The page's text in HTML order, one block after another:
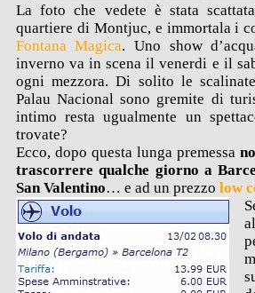
La foto che vedete è stata
quartiere di Montjuc, e immortala i
Fontana Magica. Uno show
inverno va in scena il venerdi e il
ogni mezzora. Di solito le
Palau Nacional sono gremite di
intimo resta ugualmente un
trovate?
Ecco, dopo questa lunga premessa
trascorrere qualche giorno a
San Valentino… e ad un prezzo low